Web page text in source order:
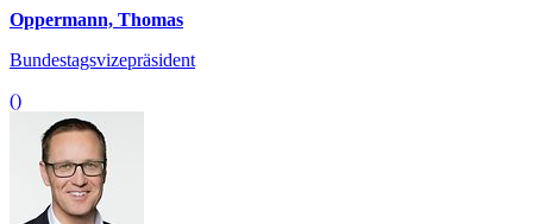
Oppermann, Thomas
Bundestagsvizepräsident
()